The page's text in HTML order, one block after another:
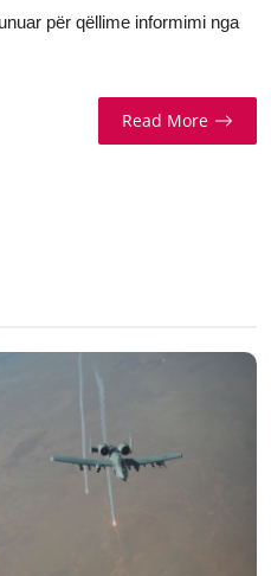
për qëllime informimi nga
Read More